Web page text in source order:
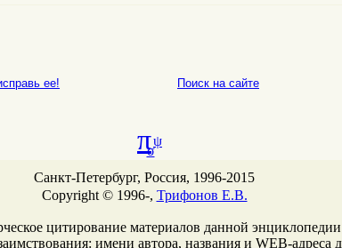
ее! Поиск на сайте E-
πψ
σ
Санкт-Петербург, Россия, 1996-2015
Copyright © 1996-, Трифонов Е.В.
цитирование материалов данной
имени автора, названия и WEB-адреcа